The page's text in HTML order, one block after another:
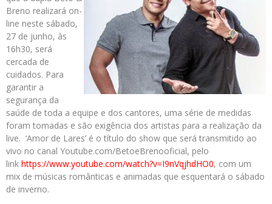
Breno realizará on-
line neste sábado,
27 de junho, às
16h30, será
cercada de
cuidados. Para
garantir a
segurança da
saúde de toda a equipe e dos cantores, uma série de medidas
foram tomadas e são exigência dos artistas para a realização da
live. ‘Amor de Lares’ é o título do show que será transmitido ao
vivo no canal Youtube.com/BetoeBrenooficial, pelo
link https://www.youtube.com/watch?v=I9nVqjhdHO0, com um
mix de músicas românticas e animadas que esquentará o sábado
de inverno.